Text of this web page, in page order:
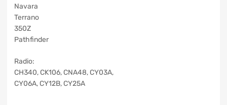
Navara
Terrano
350Z
Pathfinder
Radio:
CH340, CK106, CNA48, CY03A,
CY06A, CY12B, CY25A